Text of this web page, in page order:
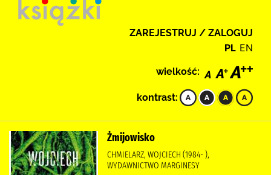
ZAREJESTRUJ / ZALOGUJ
PL EN
wielkość:
kontrast:
Żmijowisko
CHMIELARZ, WOJCIECH (1984- ),
WYDAWNICTWO MARGINESY